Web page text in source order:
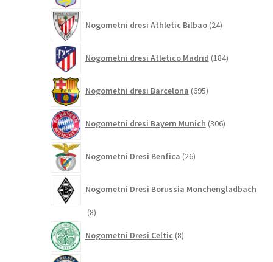
Nogometni dresi Athletic Bilbao 24izdelkov
Nogometni dresi Atletico Madrid 184izdelkov
Nogometni dresi Barcelona 695izdelkov
Nogometni dresi Bayern Munich 306izdelkov
Nogometni Dresi Benfica 26izdelkov
Nogometni Dresi Borussia Monchengladbach
88
Nogometni Dresi Celtic 8izdelkov